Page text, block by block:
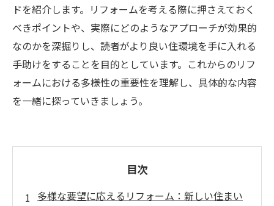
ドを紹介します。リフォームを考える際に押さえておく
べきポイントや、実際にどのようなアプローチが効果的
なのかを深掘りし、読者がより良い住環境を手に入れる
手助けをすることを目的としています。これからのリフ
ォームにおける多様性の重要性を理解し、具体的な内容
を一緒に探っていきましょう。
目次
多様な要望に応えるリフォーム：新しい住まい